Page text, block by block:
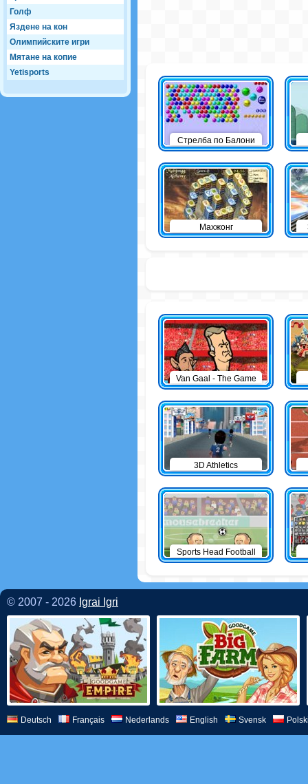
Голф
Яздене на кон
Олимпийските игри
Мятане на копие
Yetisports
Стрелба по Балони
Махжонг
Van Gaal - The Game
3D Athletics
Sports Head Football
© 2007 - 2026 Igrai Igri
Deutsch Français Nederlands English Svensk